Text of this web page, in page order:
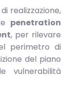
realizzazione,
penetration
, per rilevare
perimetro di
del piano
vulnerabilità